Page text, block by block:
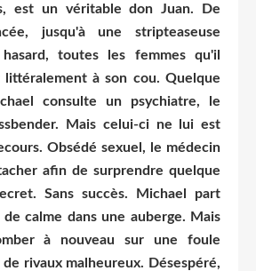
est un véritable don Juan. De
jusqu'à une stripteaseuse
toutes les femmes qu'il
à son cou. Quelque
consulte un psychiatre, le
Mais celui-ci ne lui est
Obsédé sexuel, le médecin
afin de surprendre quelque
Sans succès. Michael part
calme dans une auberge. Mais
à nouveau sur une foule
rivaux malheureux. Désespéré,